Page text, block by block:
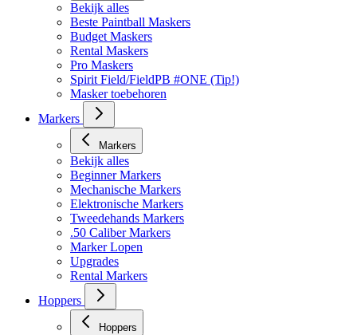
Bekijk alles
Beste Paintball Maskers
Budget Maskers
Rental Maskers
Pro Maskers
Spirit Field/FieldPB #ONE (Tip!)
Masker toebehoren
Markers
Markers
Bekijk alles
Beginner Markers
Mechanische Markers
Elektronische Markers
Tweedehands Markers
.50 Caliber Markers
Marker Lopen
Upgrades
Rental Markers
Hoppers
Hoppers